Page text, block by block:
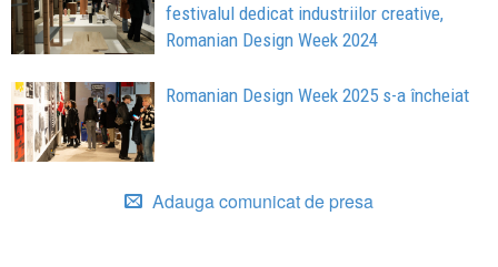
festivalul dedicat industriilor creative,
Romanian Design Week 2024
Romanian Design Week 2025 s-a încheiat
Adauga comunicat de presa